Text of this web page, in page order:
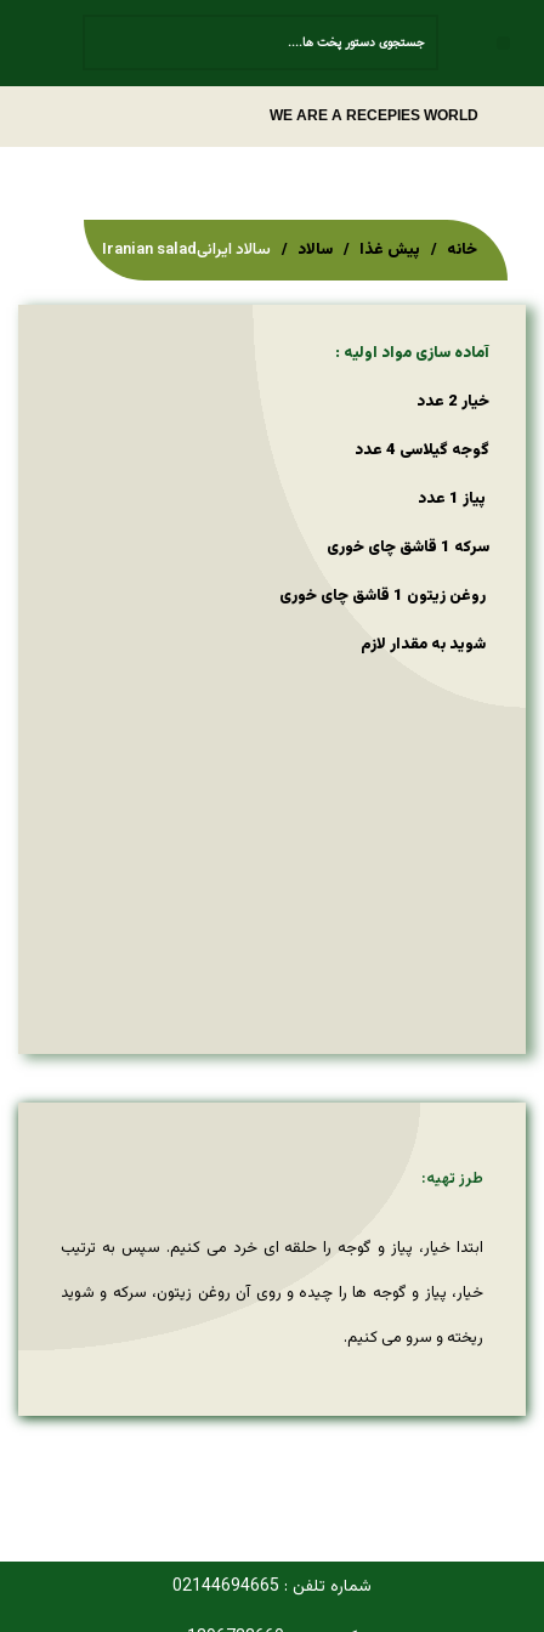
WE ARE A RECEPIES WORLD
خانه پیش غذا سالاد سالاد ایرانیIranian salad
آماده سازی مواد اولیه :
خیار 2 عدد
گوجه گیلاسی 4 عدد
پیاز 1 عدد
سرکه 1 قاشق چای خوری
روغن زیتون 1 قاشق چای خوری
شوید به مقدار لازم
طرز تهیه:
ابتدا خیار، پیاز و گوجه را حلقه ای خرد می کنیم. سپس به ترتیب
خیار، پیاز و گوجه ها را چیده و روی آن روغن زیتون، سرکه و شوید
ریخته و سرو می کنیم.
شماره تلفن : 02144694665